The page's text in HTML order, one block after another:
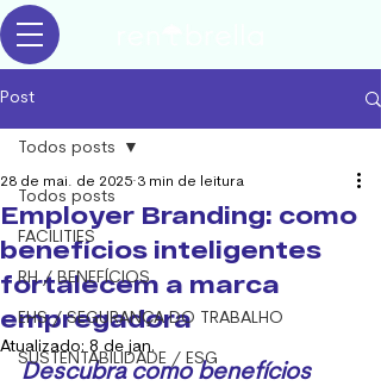
Post
Todos posts
FACILITIES
RH / BENEFÍCIOS
EHS / SEGURANÇA DO TRABALHO
SUSTENTABILIDADE / ESG
Todos posts
Employer Branding: como
benefícios inteligentes
fortalecem a marca
empregadora
28 de mai. de 2025 3 min de leitura
Atualizado:8 de jan.
Descubra como benefícios